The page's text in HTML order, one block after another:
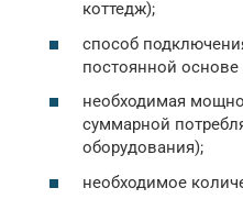
коттедж);
способ
постоянной
необходимая
суммарной
оборудования);
необходимое